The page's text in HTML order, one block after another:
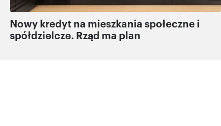
Nowy kredyt na mieszkania społeczne i
spółdzielcze. Rząd ma plan